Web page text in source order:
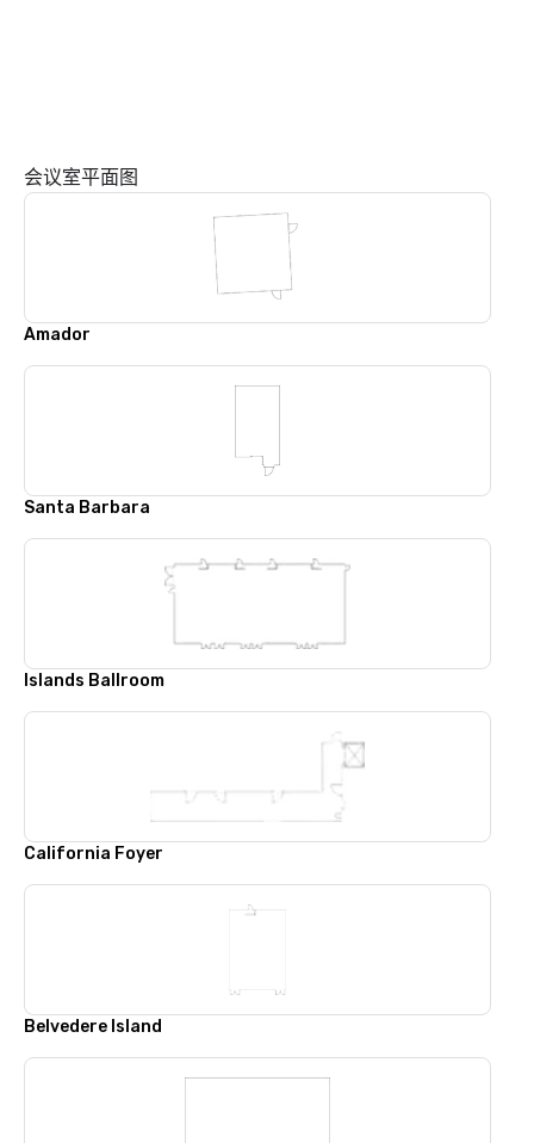
会议室平面图
Amador
Santa Barbara
Islands Ballroom
California Foyer
Belvedere Island